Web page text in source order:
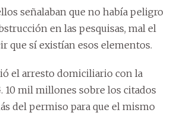
señalaban que no había peligro
en las pesquisas, mal el
que sí existían esos elementos.
el arresto domiciliario con la
10 mil millones sobre los citados
del permiso para que el mismo